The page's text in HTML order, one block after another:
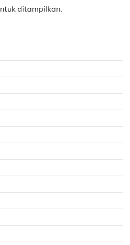
ditampilkan.